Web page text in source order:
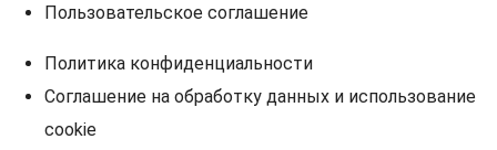
Пользовательское соглашение
Политика конфиденциальности
Соглашение на обработку данных и использование
cookie